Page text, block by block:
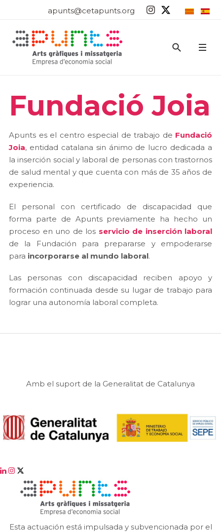
apunts@cetapunts.org
Fundació Joia
Apunts es el centro especial de trabajo de Fundació
Joia, entidad catalana sin ánimo de lucro dedicada a
la inserción social y laboral de personas con trastornos
de salud mental y que cuenta con más de 35 años de
experiencia.
El personal con certificado de discapacidad que
forma parte de Apunts previamente ha hecho un
proceso en uno de los servicio de inserción laboral
de la Fundación para prepararse y empoderarse
para incorporarse al mundo laboral.
Las personas con discapacidad reciben apoyo y
formación continuada desde su lugar de trabajo para
lograr una autonomía laboral completa.
Amb el suport de la Generalitat de Catalunya
Esta actuación está impulsada y subvencionada por el